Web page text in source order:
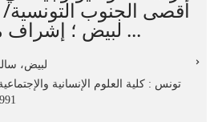
أقصى الجنوب
لبيض ؛ إشراف محمد ...
لبيض،
تونس : كلية العلوم الإنسانية